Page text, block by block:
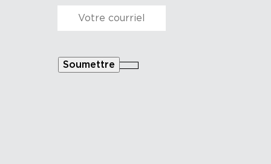
Courriel *
Soumettre